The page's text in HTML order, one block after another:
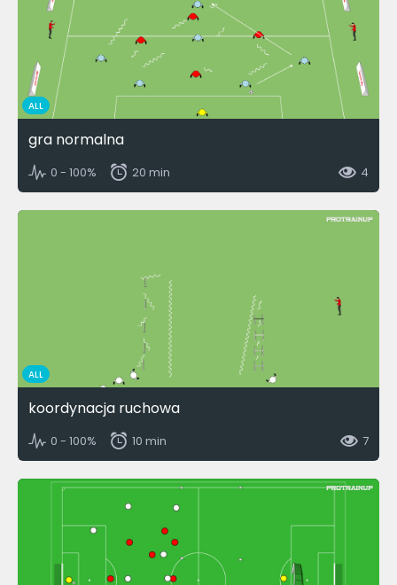
ALL
gra normalna
0 - 100% 20 min 4
ALL
koordynacja ruchowa
0 - 100% 10 min 7